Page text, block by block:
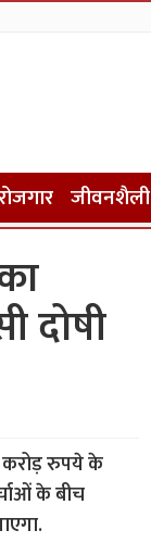
जीवनशैली
दोषी
रुपये के
के बीच